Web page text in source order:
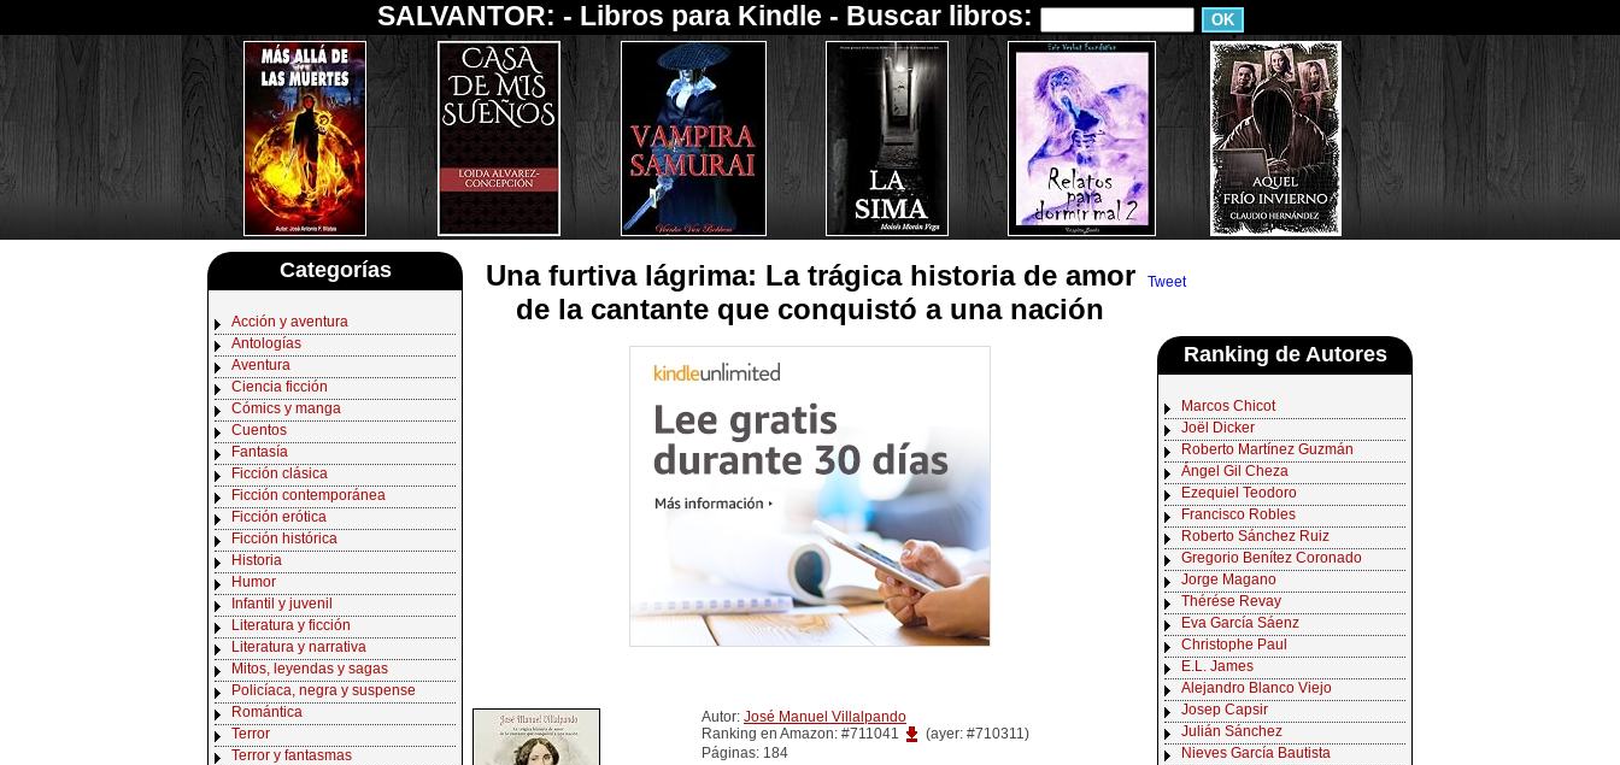
SALVANTOR: - Libros para Kindle - Buscar libros:
Categorías
Acción y aventura
Antologías
Aventura
Ciencia ficción
Cómics y manga
Cuentos
Fantasía
Ficción clásica
Ficción contemporánea
Ficción erótica
Ficción histórica
Historia
Humor
Infantil y juvenil
Literatura y ficción
Literatura y narrativa
Mitos, leyendas y sagas
Policíaca, negra y suspense
Romántica
Terror
Terror y fantasmas
Una furtiva lágrima: La trágica historia de amor
de la cantante que conquistó a una nación
Autor: José Manuel Villalpando
Ranking en Amazon: #711041
(ayer: #710311)
Páginas: 184
Tweet
Ranking de Autores
Marcos Chicot
Joël Dicker
Roberto Martínez Guzmán
Ángel Gil Cheza
Ezequiel Teodoro
Francisco Robles
Roberto Sánchez Ruiz
Gregorio Benítez Coronado
Jorge Magano
Thérése Revay
Eva García Sáenz
Christophe Paul
E.L. James
Alejandro Blanco Viejo
Josep Capsir
Julián Sánchez
Nieves García Bautista